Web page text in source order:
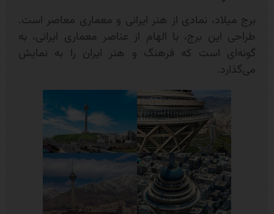
برج میلاد، نمادی از هنر ایرانی و معماری معاصر است.
طراحی این برج، با الهام از عناصر معماری ایرانی، به
گونه‌ای است که فرهنگ و هنر ایران را به نمایش
می‌گذارد.